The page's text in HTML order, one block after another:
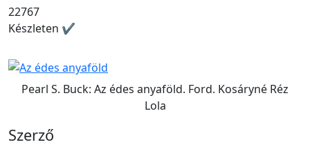
22767
Készleten ✔
Pearl S. Buck: Az édes anyaföld. Ford. Kosáryné Réz
Lola
Szerző